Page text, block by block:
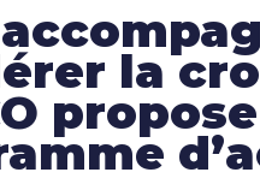
la